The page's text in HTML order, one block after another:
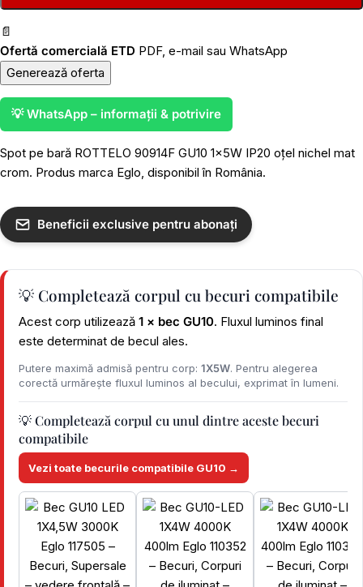
📄
Ofertă comercială ETD PDF, e-mail sau WhatsApp
Generează oferta
💡 WhatsApp – informații & potrivire
Spot pe bară ROTTELO 90914F GU10 1x5W IP20 oțel nichel mat
crom. Produs marca Eglo, disponibil în România.
Beneficii exclusive pentru abonați
💡 Completează corpul cu becuri compatibile
Acest corp utilizează 1 × bec GU10. Fluxul luminos final
este determinat de becul ales.
Putere maximă admisă pentru corp: 1X5W. Pentru alegerea
corectă urmărește fluxul luminos al becului, exprimat în lumeni.
💡 Completează corpul cu unul dintre aceste becuri
compatibile
Vezi toate becurile compatibile GU10 →